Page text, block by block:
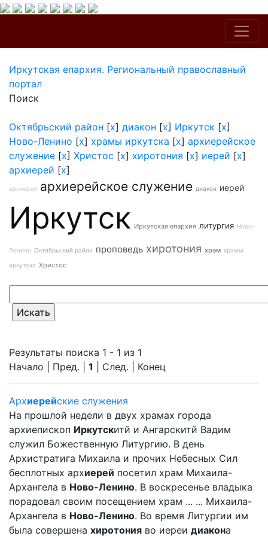
Иркутская епархия. Региональный православный
портал
Поиск
Октябрьский район [x] диакон [x] Иркутск [x]
Ново-Ленино [x] храмы иркутска [x] архиерейское
служение [x] Христос [x] хиротония [x] иерей [x]
архиерей [x]
архиерей архиерейское служение диакон иерей
Иркутск Иркутская епархия литургия Ново-
Ленино Октябрьский район проповедь хиротония храм храмы
иркутска Христос
Результаты поиска 1 - 1 из 1
Начало | Пред. | 1 | След. | Конец
Архиерейские служения
На прошлой недели в двух храмах города
архиепископ Иркутскитй и Ангарскитй Вадим
служил Божественную Литургию. В день
Архистратига Михаила и прочих Небесных Сил
бесплотных архиерей посетил храм Михаила-
Архангела в Ново-Ленино. В воскресенье владыка
порадовал своим посещением храм ... ... Михаила-
Архангела в Ново-Ленино. Во время Литургии им
была совершена хиротония во иереи диакона